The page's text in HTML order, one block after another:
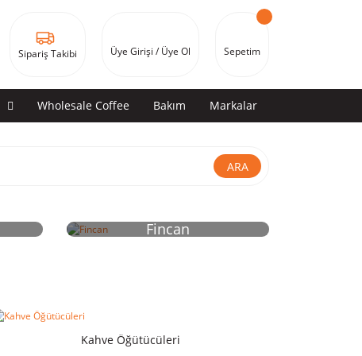
Sipariş Takibi Üye Girişi / Üye Ol Sepetim
Wholesale Coffee Bakım Markalar
ARA
Fincan
Kahve Öğütücüleri